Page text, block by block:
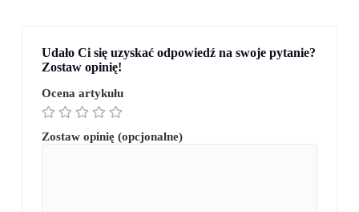
Udało Ci się uzyskać odpowiedź na swoje pytanie?
Zostaw opinię!
Ocena artykułu
Zostaw opinię (opcjonalne)